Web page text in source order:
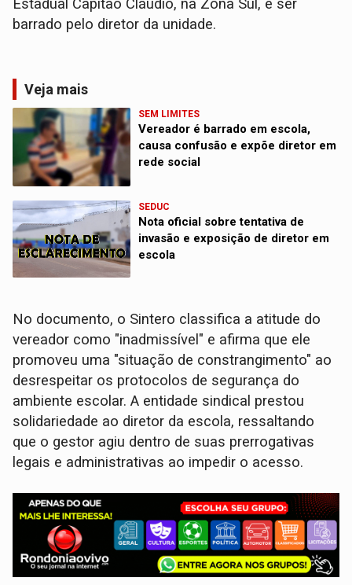
Estadual Capitão Cláudio, na Zona Sul, e ser
barrado pelo diretor da unidade.
Veja mais
SEM LIMITES
Vereador é barrado em escola,
causa confusão e expõe diretor em
rede social
SEDUC
Nota oficial sobre tentativa de
invasão e exposição de diretor em
escola
No documento, o Sintero classifica a atitude do
vereador como "inadmissível" e afirma que ele
promoveu uma "situação de constrangimento" ao
desrespeitar os protocolos de segurança do
ambiente escolar. A entidade sindical prestou
solidariedade ao diretor da escola, ressaltando
que o gestor agiu dentro de suas prerrogativas
legais e administrativas ao impedir o acesso.